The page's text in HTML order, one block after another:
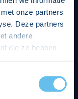
onze partners
Deze partners
andere
die ze hebben
je toestemming
pagina.